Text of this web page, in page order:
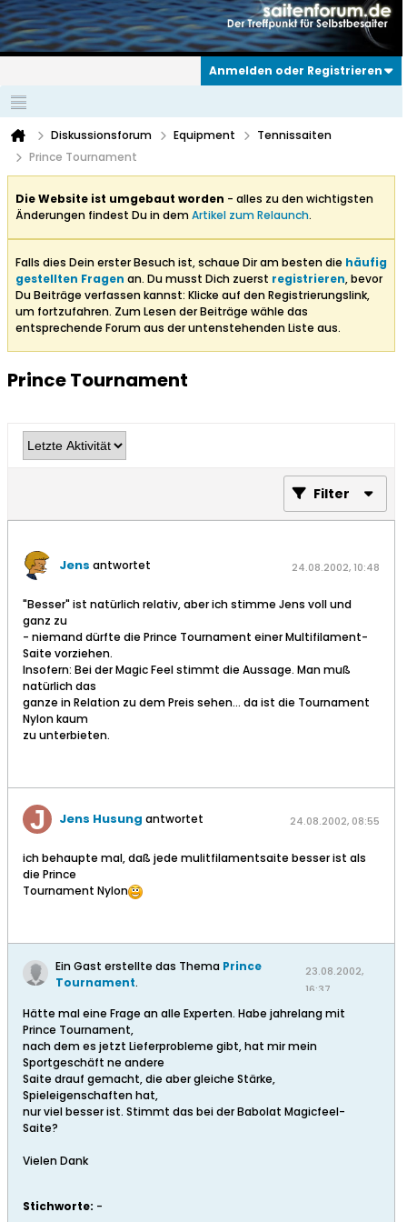
Anmelden oder Registrieren
Diskussionsforum Equipment
Tennissaiten
Prince Tournament
Die Website ist umgebaut worden - alles zu den wichtigsten
Änderungen findest Du in demArtikel zum Relaunch.
Falls dies Dein erster Besuch ist, schaue Dir am besten die häufig
gestellten Fragen an. Du musst Dich zuerst registrieren, bevor
Du Beiträge verfassen kannst: Klicke auf den Registrierungslink,
um fortzufahren. Zum Lesen der Beiträge wähle das
entsprechende Forum aus der untenstehenden Liste aus.
Prince Tournament
Filter
Jens antwortet 24.08.2002, 10:48
"Besser" ist natürlich relativ, aber ich stimme Jens voll und
ganz zu
- niemand dürfte die Prince Tournament einer Multifilament-
Saite vorziehen.
Insofern: Bei der Magic Feel stimmt die Aussage. Man muß
natürlich das
ganze in Relation zu dem Preis sehen... da ist die Tournament
Nylon kaum
zu unterbieten.
Jens Husung antwortet 24.08.2002, 08:55
ich behaupte mal, daß jede mulitfilamentsaite besser ist als
die Prince
Tournament Nylon
Ein Gast erstellte das Thema Prince
Tournament.
23.08.2002,
16:37
Hätte mal eine Frage an alle Experten. Habe jahrelang mit
Prince Tournament,
nach dem es jetzt Lieferprobleme gibt, hat mir mein
Sportgeschäft ne andere
Saite drauf gemacht, die aber gleiche Stärke,
Spieleigenschaften hat,
nur viel besser ist. Stimmt das bei der Babolat Magicfeel-
Saite?
Vielen Dank
Stichworte: -